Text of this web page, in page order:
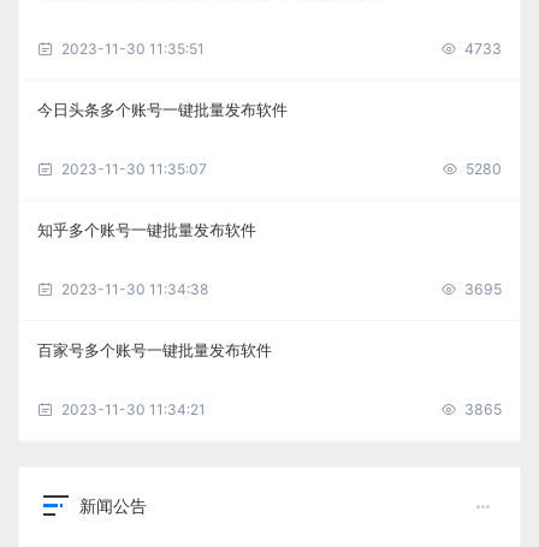
2023-11-30 11:35:51 4733
今日头条多个账号一键批量发布软件
2023-11-30 11:35:07 5280
知乎多个账号一键批量发布软件
2023-11-30 11:34:38 3695
百家号多个账号一键批量发布软件
2023-11-30 11:34:21 3865
新闻公告